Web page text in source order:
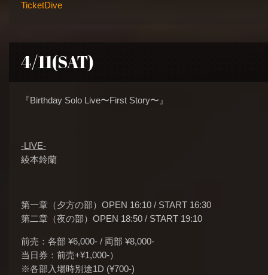
TicketDive
4/11(SAT)
『Birthday Solo Live〜First Story〜』
-LIVE-
綾本鈴蘭
第一章（夕方の部）OPEN 16:10 / START 16:30
第二章（夜の部）OPEN 18:50 / START 19:10
前売：各部 ¥6,000- / 両部 ¥8,000-
当日券：前売+¥1,000-）
※各部入場時別途1D (¥700-)